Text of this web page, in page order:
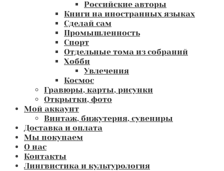
Российские авторы
Книги на иностранных языках
Сделай сам
Промышленность
Спорт
Отдельные тома из собраний
Хобби
Увлечения
Космос
Гравюры, карты, рисунки
Открытки, фото
Мой аккаунт
Винтаж, бижутерия, сувениры
Доставка и оплата
Мы покупаем
О нас
Контакты
Лингвистика и культурология